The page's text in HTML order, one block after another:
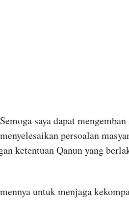
saya dapat mengemban
persoalan
ketentuan Qanun yang
untuk menjaga